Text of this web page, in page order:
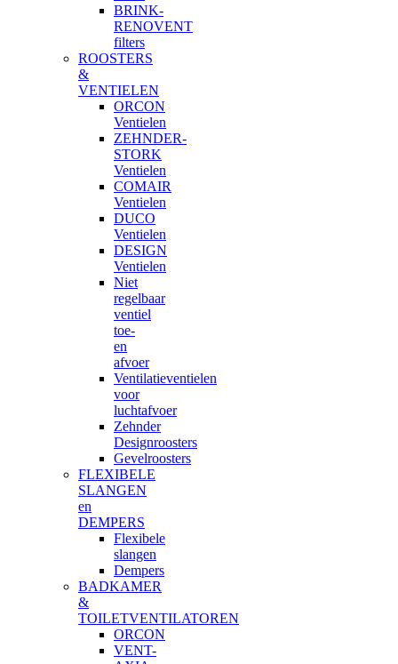
BRINK-
RENOVENT
filters
ROOSTERS
&
VENTIELEN
ORCON
Ventielen
ZEHNDER-
STORK
Ventielen
COMAIR
Ventielen
DUCO
Ventielen
DESIGN
Ventielen
Niet
regelbaar
ventiel
toe-
en
afvoer
Ventilatieventielen
voor
luchtafvoer
Zehnder
Designroosters
Gevelroosters
FLEXIBELE
SLANGEN
en
DEMPERS
Flexibele
slangen
Dempers
BADKAMER
&
TOILETVENTILATOREN
ORCON
VENT-